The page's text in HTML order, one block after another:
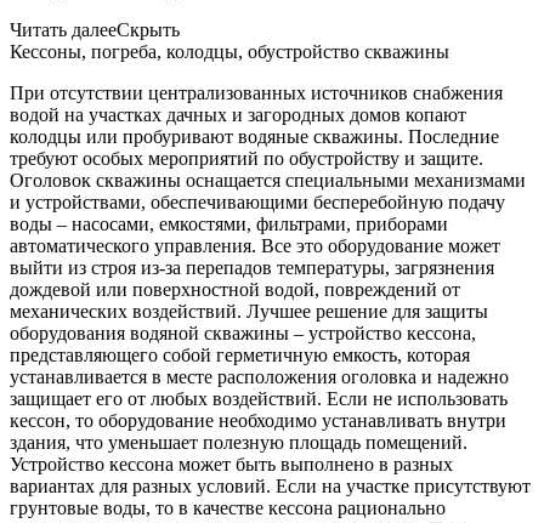
Читать далееСкрыть
Кессоны, погреба, колодцы, обустройство скважины
При отсутствии централизованных источников снабжения
водой на участках дачных и загородных домов копают
колодцы или пробуривают водяные скважины. Последние
требуют особых мероприятий по обустройству и защите.
Оголовок скважины оснащается специальными механизмами
и устройствами, обеспечивающими бесперебойную подачу
воды – насосами, емкостями, фильтрами, приборами
автоматического управления. Все это оборудование может
выйти из строя из-за перепадов температуры, загрязнения
дождевой или поверхностной водой, повреждений от
механических воздействий. Лучшее решение для защиты
оборудования водяной скважины – устройство кессона,
представляющего собой герметичную емкость, которая
устанавливается в месте расположения оголовка и надежно
защищает его от любых воздействий. Если не использовать
кессон, то оборудование необходимо устанавливать внутри
здания, что уменьшает полезную площадь помещений.
Устройство кессона может быть выполнено в разных
вариантах для разных условий. Если на участке присутствуют
грунтовые воды, то в качестве кессона рационально